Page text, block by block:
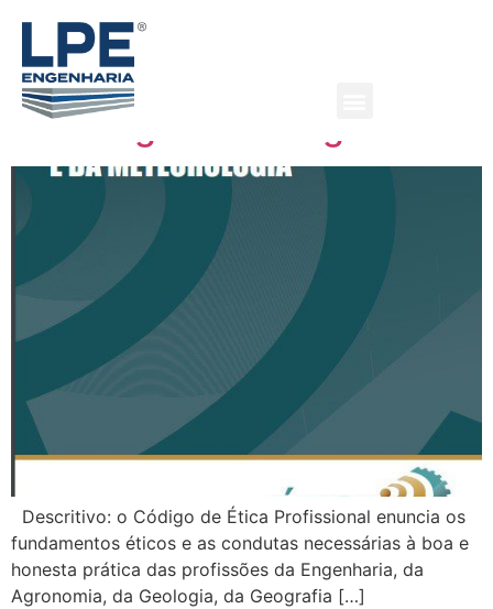
Código de Ética Profissional
do Engenheiro, do Arquiteto
e do Engenheiro-Agrônomo
Descritivo: o Código de Ética Profissional enuncia os
fundamentos éticos e as condutas necessárias à boa e
honesta prática das profissões da Engenharia, da
Agronomia, da Geologia, da Geografia […]